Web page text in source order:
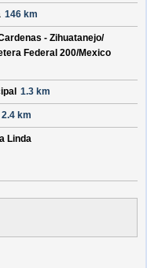
146 km
- Zihuatanejo/
Federal 200/Mexico
1.3 km
2.4 km
Linda